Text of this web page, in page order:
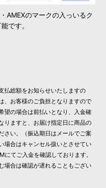
AMEXのマークの入っいるク
です。
払総額をお知らせいたしますの
、お客様のご負担となりますので
望の場合は前払いとなり、入金確
りますと、お届け指定日に商品の
さい。（振込期日はメールでご案
場合はキャンセル扱いとさせてい
てご入金を確認しております。
場合は確認が遅れることもござい